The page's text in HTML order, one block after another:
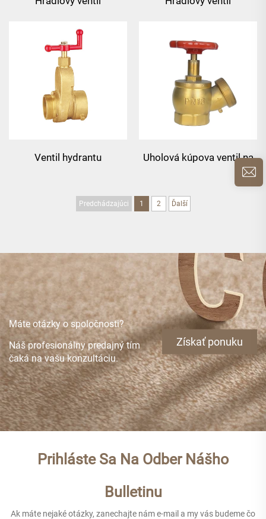
Ventil hydrantu
Uholová kúpova ventil na
Predchádzajúci 1 2 Ďalší
Máte otázky o spoločnosti?
Náš profesionálny predajný tím
čaká na vašu konzultáciu.
Získať ponuku
Prihláste Sa Na Odber Nášho
Bulletinu
Ak máte nejaké otázky, zanechajte nám e-mail a my vás budeme čo